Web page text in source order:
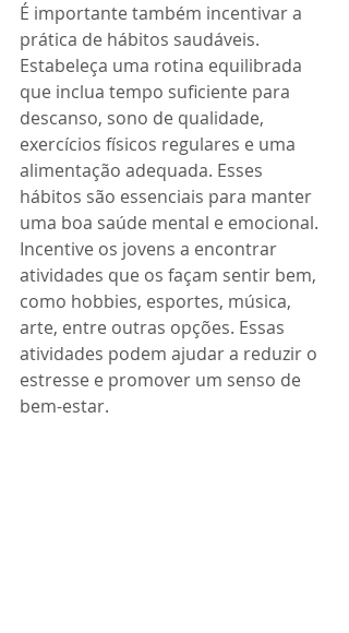
É importante também incentivar a
prática de hábitos saudáveis.
Estabeleça uma rotina equilibrada
que inclua tempo suficiente para
descanso, sono de qualidade,
exercícios físicos regulares e uma
alimentação adequada. Esses
hábitos são essenciais para manter
uma boa saúde mental e emocional.
Incentive os jovens a encontrar
atividades que os façam sentir bem,
como hobbies, esportes, música,
arte, entre outras opções. Essas
atividades podem ajudar a reduzir o
estresse e promover um senso de
bem-estar.